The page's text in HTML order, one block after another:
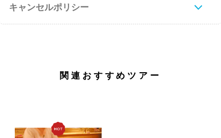
キャンセルポリシー
関連おすすめツアー